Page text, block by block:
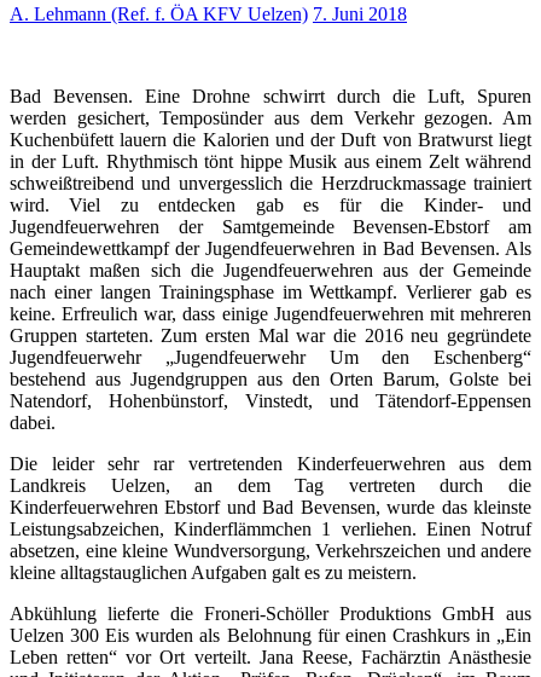
A. Lehmann (Ref. f. ÖA KFV Uelzen) 7. Juni 2018
Bad Bevensen. Eine Drohne schwirrt durch die Luft, Spuren
werden gesichert, Temposünder aus dem Verkehr gezogen. Am
Kuchenbüfett lauern die Kalorien und der Duft von Bratwurst liegt
in der Luft. Rhythmisch tönt hippe Musik aus einem Zelt während
schweißtreibend und unvergesslich die Herzdruckmassage trainiert
wird. Viel zu entdecken gab es für die Kinder- und
Jugendfeuerwehren der Samtgemeinde Bevensen-Ebstorf am
Gemeindewettkampf der Jugendfeuerwehren in Bad Bevensen. Als
Hauptakt maßen sich die Jugendfeuerwehren aus der Gemeinde
nach einer langen Trainingsphase im Wettkampf. Verlierer gab es
keine. Erfreulich war, dass einige Jugendfeuerwehren mit mehreren
Gruppen starteten. Zum ersten Mal war die 2016 neu gegründete
Jugendfeuerwehr „Jugendfeuerwehr Um den Eschenberg“
bestehend aus Jugendgruppen aus den Orten Barum, Golste bei
Natendorf, Hohenbünstorf, Vinstedt, und Tätendorf-Eppensen
dabei.
Die leider sehr rar vertretenden Kinderfeuerwehren aus dem
Landkreis Uelzen, an dem Tag vertreten durch die
Kinderfeuerwehren Ebstorf und Bad Bevensen, wurde das kleinste
Leistungsabzeichen, Kinderflämmchen 1 verliehen. Einen Notruf
absetzen, eine kleine Wundversorgung, Verkehrszeichen und andere
kleine alltagstauglichen Aufgaben galt es zu meistern.
Abkühlung lieferte die Froneri-Schöller Produktions GmbH aus
Uelzen 300 Eis wurden als Belohnung für einen Crashkurs in „Ein
Leben retten“ vor Ort verteilt. Jana Reese, Fachärztin Anästhesie